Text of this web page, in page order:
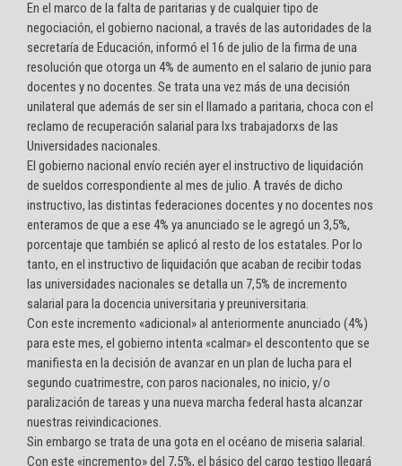
En el marco de la falta de paritarias y de cualquier tipo de
negociación, el gobierno nacional, a través de las autoridades de la
secretaría de Educación, informó el 16 de julio de la firma de una
resolución que otorga un 4% de aumento en el salario de junio para
docentes y no docentes. Se trata una vez más de una decisión
unilateral que además de ser sin el llamado a paritaria, choca con el
reclamo de recuperación salarial para lxs trabajadorxs de las
Universidades nacionales.
El gobierno nacional envío recién ayer el instructivo de liquidación
de sueldos correspondiente al mes de julio. A través de dicho
instructivo, las distintas federaciones docentes y no docentes nos
enteramos de que a ese 4% ya anunciado se le agregó un 3,5%,
porcentaje que también se aplicó al resto de los estatales. Por lo
tanto, en el instructivo de liquidación que acaban de recibir todas
las universidades nacionales se detalla un 7,5% de incremento
salarial para la docencia universitaria y preuniversitaria.
Con este incremento «adicional» al anteriormente anunciado (4%)
para este mes, el gobierno intenta «calmar» el descontento que se
manifiesta en la decisión de avanzar en un plan de lucha para el
segundo cuatrimestre, con paros nacionales, no inicio, y/o
paralización de tareas y una nueva marcha federal hasta alcanzar
nuestras reivindicaciones.
Sin embargo se trata de una gota en el océano de miseria salarial.
Con este «incremento» del 7,5%, el básico del cargo testigo llegará